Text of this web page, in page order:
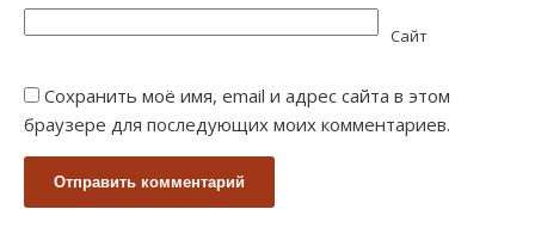
Сайт
Сохранить моё имя, email и адрес сайта в этом
браузере для последующих моих комментариев.